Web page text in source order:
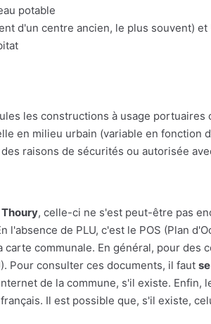
potable
d'un centre ancien, le plus souvent)
les constructions à usage
en milieu urbain (variable en fonction
raisons de sécurités ou autorisée
Thoury, celle-ci ne s'est peut-être pas
l'absence de PLU, c'est le POS (Plan
communale. En général, pour
Pour consulter ces documents, il faut
de la commune, s'il existe. Enfin,
Il est possible que, s'il existe,